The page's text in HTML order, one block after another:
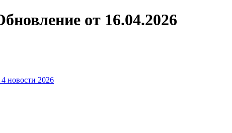
от 16.04.2026
новости 2026